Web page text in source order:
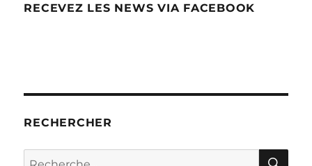
RECEVEZ LES NEWS VIA FACEBOOK
RECHERCHER
Recherche